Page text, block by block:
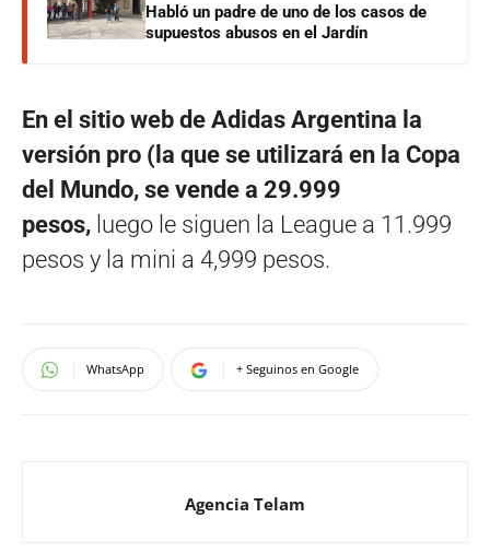
Habló un padre de uno de los casos de
supuestos abusos en el Jardín
En el sitio web de Adidas Argentina la
versión pro (la que se utilizará en la Copa
del Mundo, se vende a 29.999
pesos, luego le siguen la League a 11.999
pesos y la mini a 4,999 pesos.
WhatsApp + Seguinos en Google
Agencia Telam